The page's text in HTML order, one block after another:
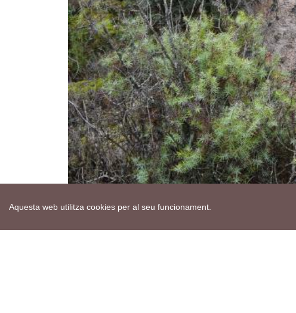
Aquesta web utilitza cookies per al seu funcionament.